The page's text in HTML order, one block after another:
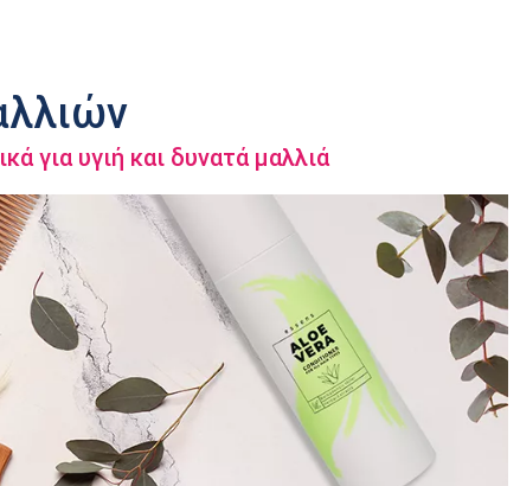
για υγιή και δυνατά μαλλιά